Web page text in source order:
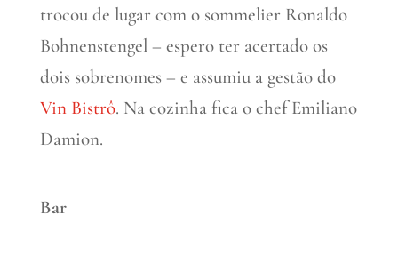
trocou de lugar com o sommelier Ronaldo
Bohnenstengel – espero ter acertado os
dois sobrenomes – e assumiu a gestão do
Vin Bistrô. Na cozinha fica o chef Emiliano
Damion.
Bar